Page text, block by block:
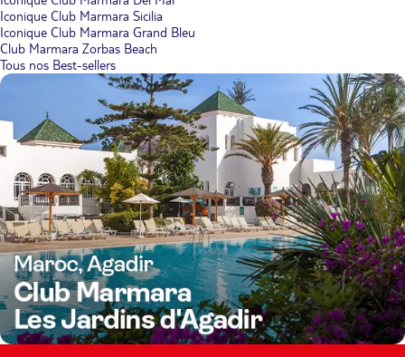
Iconique Club Marmara Sicilia
Iconique Club Marmara Grand Bleu
Club Marmara Zorbas Beach
Tous nos Best-sellers